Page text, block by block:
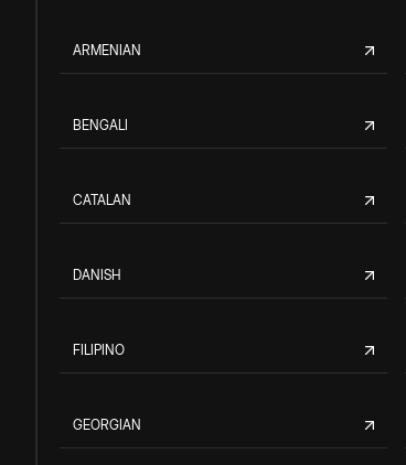
ARMENIAN
BENGALI
CATALAN
DANISH
FILIPINO
GEORGIAN